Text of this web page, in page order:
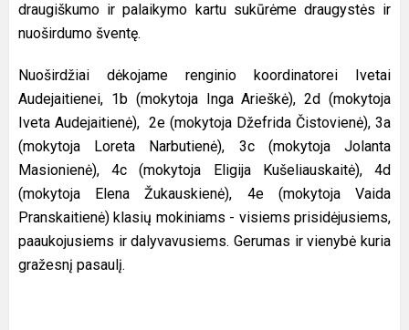
draugiškumo ir palaikymo kartu sukūrėme draugystės ir
nuoširdumo šventę.
Nuoširdžiai dėkojame renginio koordinatorei Ivetai
Audejaitienei, 1b (mokytoja Inga Arieškė), 2d (mokytoja
Iveta Audejaitienė), 2e (mokytoja Džefrida Čistovienė), 3a
(mokytoja Loreta Narbutienė), 3c (mokytoja Jolanta
Masionienė), 4c (mokytoja Eligija Kušeliauskaitė), 4d
(mokytoja Elena Žukauskienė), 4e (mokytoja Vaida
Pranskaitienė) klasių mokiniams - visiems prisidėjusiems,
paaukojusiems ir dalyvavusiems. Gerumas ir vienybė kuria
gražesnį pasaulį.